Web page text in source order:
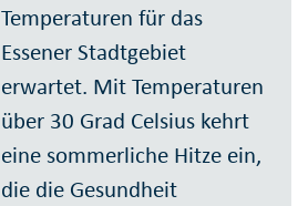
Temperaturen für das
Essener Stadtgebiet
erwartet. Mit Temperaturen
über 30 Grad Celsius kehrt
eine sommerliche Hitze ein,
die die Gesundheit